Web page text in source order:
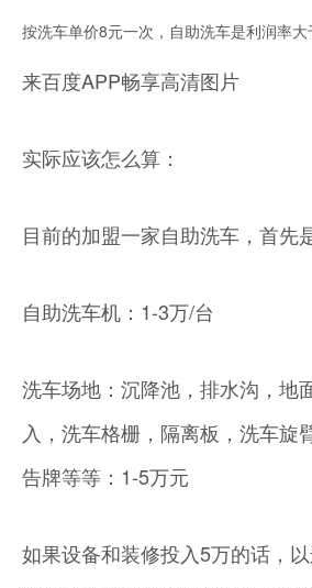
按洗车单价8元一次，自助洗车是利润率
来百度APP畅享高清图片
实际应该怎么算：
目前的加盟一家自助洗车，首先
自助洗车机：1-3万/台
洗车场地：沉降池，排水沟，地
入，洗车格栅，隔离板，洗车旋
告牌等等：1-5万元
如果设备和装修投入5万的话，